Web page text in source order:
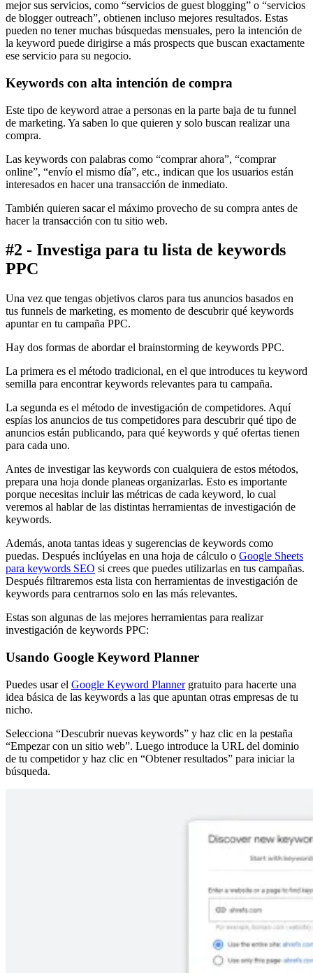
mejor sus servicios, como “servicios de guest blogging” o “servicios
de blogger outreach”, obtienen incluso mejores resultados. Estas
pueden no tener muchas búsquedas mensuales, pero la intención de
la keyword puede dirigirse a más prospects que buscan exactamente
ese servicio para su negocio.
Keywords con alta intención de compra
Este tipo de keyword atrae a personas en la parte baja de tu funnel
de marketing. Ya saben lo que quieren y solo buscan realizar una
compra.
Las keywords con palabras como “comprar ahora”, “comprar
online”, “envío el mismo día”, etc., indican que los usuarios están
interesados en hacer una transacción de inmediato.
También quieren sacar el máximo provecho de su compra antes de
hacer la transacción con tu sitio web.
#2 - Investiga para tu lista de keywords
PPC
Una vez que tengas objetivos claros para tus anuncios basados en
tus funnels de marketing, es momento de descubrir qué keywords
apuntar en tu campaña PPC.
Hay dos formas de abordar el brainstorming de keywords PPC.
La primera es el método tradicional, en el que introduces tu keyword
semilla para encontrar keywords relevantes para tu campaña.
La segunda es el método de investigación de competidores. Aquí
espías los anuncios de tus competidores para descubrir qué tipo de
anuncios están publicando, para qué keywords y qué ofertas tienen
para cada uno.
Antes de investigar las keywords con cualquiera de estos métodos,
prepara una hoja donde planeas organizarlas. Esto es importante
porque necesitas incluir las métricas de cada keyword, lo cual
veremos al hablar de las distintas herramientas de investigación de
keywords.
Además, anota tantas ideas y sugerencias de keywords como
puedas. Después inclúyelas en una hoja de cálculo o Google Sheets
para keywords SEO si crees que puedes utilizarlas en tus campañas.
Después filtraremos esta lista con herramientas de investigación de
keywords para centrarnos solo en las más relevantes.
Estas son algunas de las mejores herramientas para realizar
investigación de keywords PPC:
Usando Google Keyword Planner
Puedes usar el Google Keyword Plannergratuito para hacerte una
idea básica de las keywords a las que apuntan otras empresas de tu
nicho.
Selecciona “Descubrir nuevas keywords” y haz clic en la pestaña
“Empezar con un sitio web”. Luego introduce la URL del dominio
de tu competidor y haz clic en “Obtener resultados” para iniciar la
búsqueda.